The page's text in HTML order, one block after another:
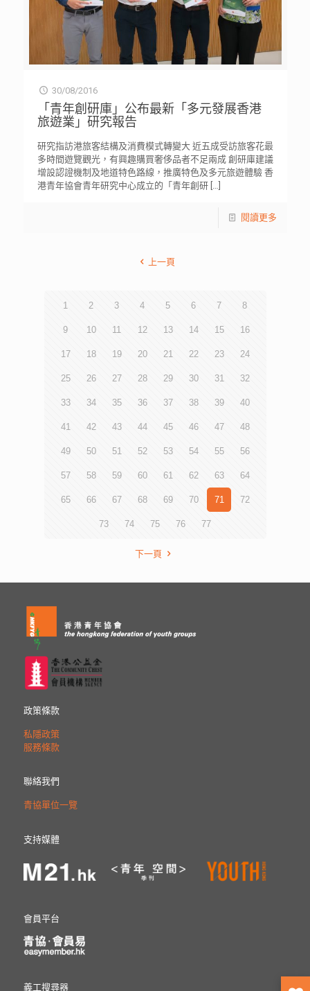
30/08/2016
「青年創研庫」公布最新「多元發展香港
旅遊業」研究報告
研究指訪港旅客結構及消費模式轉變大 近五成受訪旅客花最
多時間遊覽觀光，有興趣購買奢侈品者不足兩成 創研庫建議
增設認證機制及地道特色路線，推廣特色及多元旅遊體驗 香
港青年協會青年研究中心成立的「青年創研[…]
閱讀更多
上一頁
1 2 3 4 5 6 7 8
9 10 11 12 13 14 15 16
17 18 19 20 21 22 23 24
25 26 27 28 29 30 31 32
33 34 35 36 37 38 39 40
41 42 43 44 45 46 47 48
49 50 51 52 53 54 55 56
57 58 59 60 61 62 63 64
65 66 67 68 69 70 71 72
73 74 75 76 77
下一頁
政策條款
私隱政策
服務條款
聯絡我們
青協單位一覽
支持媒體
會員平台
義工搜尋器